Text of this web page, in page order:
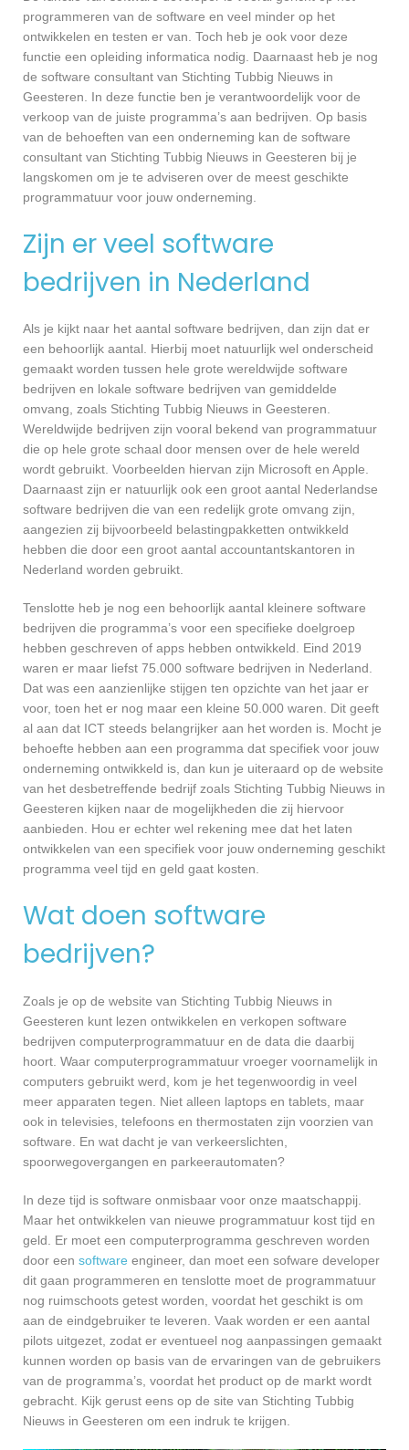
programmeren van de software en veel minder op het
ontwikkelen en testen er van. Toch heb je ook voor deze
functie een opleiding informatica nodig. Daarnaast heb je nog
de software consultant van Stichting Tubbig Nieuws in
Geesteren. In deze functie ben je verantwoordelijk voor de
verkoop van de juiste programma’s aan bedrijven. Op basis
van de behoeften van een onderneming kan de software
consultant van Stichting Tubbig Nieuws in Geesteren bij je
langskomen om je te adviseren over de meest geschikte
programmatuur voor jouw onderneming.
Zijn er veel software
bedrijven in Nederland
Als je kijkt naar het aantal software bedrijven, dan zijn dat er
een behoorlijk aantal. Hierbij moet natuurlijk wel onderscheid
gemaakt worden tussen hele grote wereldwijde software
bedrijven en lokale software bedrijven van gemiddelde
omvang, zoals Stichting Tubbig Nieuws in Geesteren.
Wereldwijde bedrijven zijn vooral bekend van programmatuur
die op hele grote schaal door mensen over de hele wereld
wordt gebruikt. Voorbeelden hiervan zijn Microsoft en Apple.
Daarnaast zijn er natuurlijk ook een groot aantal Nederlandse
software bedrijven die van een redelijk grote omvang zijn,
aangezien zij bijvoorbeeld belastingpakketten ontwikkeld
hebben die door een groot aantal accountantskantoren in
Nederland worden gebruikt.
Tenslotte heb je nog een behoorlijk aantal kleinere software
bedrijven die programma’s voor een specifieke doelgroep
hebben geschreven of apps hebben ontwikkeld. Eind 2019
waren er maar liefst 75.000 software bedrijven in Nederland.
Dat was een aanzienlijke stijgen ten opzichte van het jaar er
voor, toen het er nog maar een kleine 50.000 waren. Dit geeft
al aan dat ICT steeds belangrijker aan het worden is. Mocht je
behoefte hebben aan een programma dat specifiek voor jouw
onderneming ontwikkeld is, dan kun je uiteraard op de website
van het desbetreffende bedrijf zoals Stichting Tubbig Nieuws in
Geesteren kijken naar de mogelijkheden die zij hiervoor
aanbieden. Hou er echter wel rekening mee dat het laten
ontwikkelen van een specifiek voor jouw onderneming geschikt
programma veel tijd en geld gaat kosten.
Wat doen software
bedrijven?
Zoals je op de website van Stichting Tubbig Nieuws in
Geesteren kunt lezen ontwikkelen en verkopen software
bedrijven computerprogrammatuur en de data die daarbij
hoort. Waar computerprogrammatuur vroeger voornamelijk in
computers gebruikt werd, kom je het tegenwoordig in veel
meer apparaten tegen. Niet alleen laptops en tablets, maar
ook in televisies, telefoons en thermostaten zijn voorzien van
software. En wat dacht je van verkeerslichten,
spoorwegovergangen en parkeerautomaten?
In deze tijd is software onmisbaar voor onze maatschappij.
Maar het ontwikkelen van nieuwe programmatuur kost tijd en
geld. Er moet een computerprogramma geschreven worden
door een software engineer, dan moet een sofware developer
dit gaan programmeren en tenslotte moet de programmatuur
nog ruimschoots getest worden, voordat het geschikt is om
aan de eindgebruiker te leveren. Vaak worden er een aantal
pilots uitgezet, zodat er eventueel nog aanpassingen gemaakt
kunnen worden op basis van de ervaringen van de gebruikers
van de programma’s, voordat het product op de markt wordt
gebracht. Kijk gerust eens op de site van Stichting Tubbig
Nieuws in Geesteren om een indruk te krijgen.